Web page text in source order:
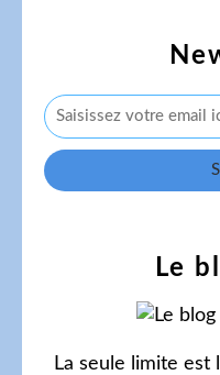
Le
La seule limite est